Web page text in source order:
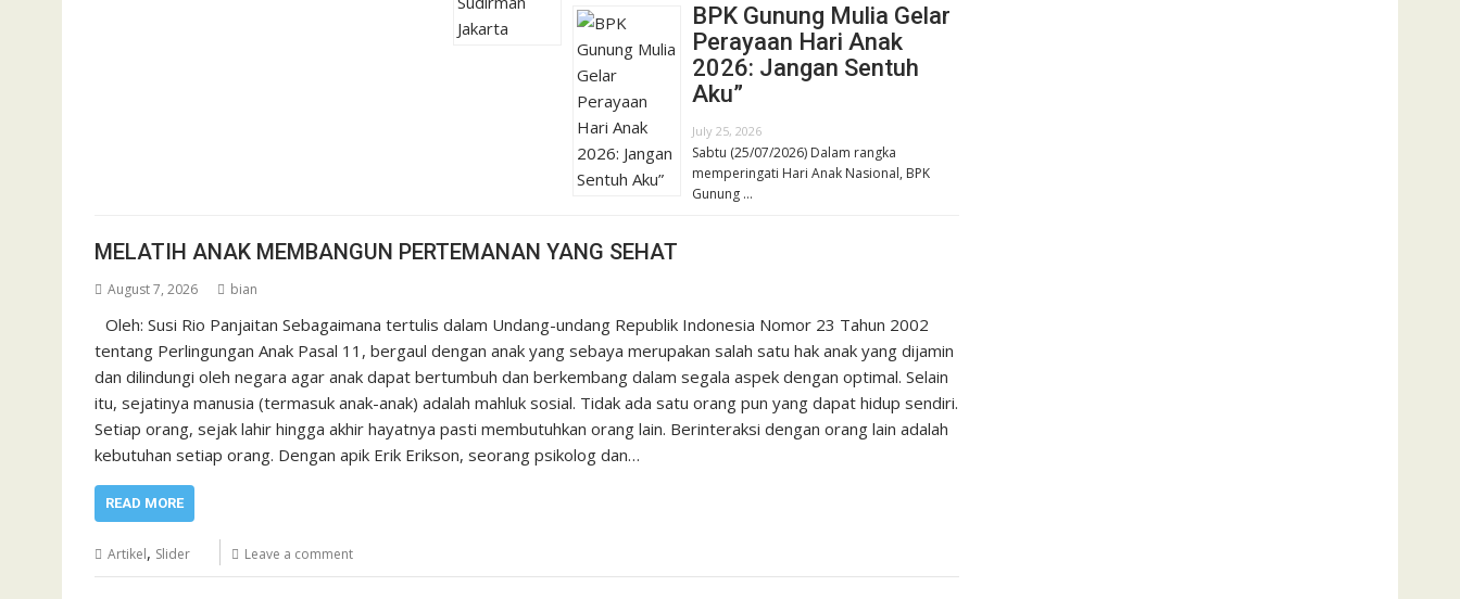
BPK Gunung Mulia Gelar
Perayaan Hari Anak
2026: Jangan Sentuh
Aku”
July 25, 2026
Sabtu (25/07/2026) Dalam rangka
memperingati Hari Anak Nasional, BPK
Gunung …
MELATIH ANAK MEMBANGUN PERTEMANAN YANG SEHAT
August 7, 2026 bian
Oleh: Susi Rio Panjaitan Sebagaimana tertulis dalam Undang-undang Republik Indonesia Nomor 23 Tahun 2002
tentang Perlingungan Anak Pasal 11, bergaul dengan anak yang sebaya merupakan salah satu hak anak yang dijamin
dan dilindungi oleh negara agar anak dapat bertumbuh dan berkembang dalam segala aspek dengan optimal. Selain
itu, sejatinya manusia (termasuk anak-anak) adalah mahluk sosial. Tidak ada satu orang pun yang dapat hidup sendiri.
Setiap orang, sejak lahir hingga akhir hayatnya pasti membutuhkan orang lain. Berinteraksi dengan orang lain adalah
kebutuhan setiap orang. Dengan apik Erik Erikson, seorang psikolog dan…
READ MORE
Artikel, Slider Leave a comment